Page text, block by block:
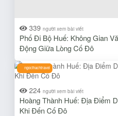
339 người xem bài viết
Phố Đi Bộ Huế: Không Gian
Động Giữa Lòng Cố Đô
ngocthachtravel
224 người xem bài viết
Hoàng Thành Huế: Địa Điểm
Khi Đến Cố Đô